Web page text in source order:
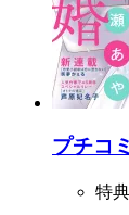
プチコ
特